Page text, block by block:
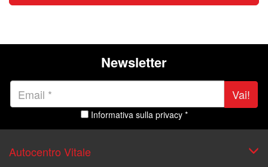
Newsletter
Vai!
Informativa sulla privacy *
Autocentro Vitale